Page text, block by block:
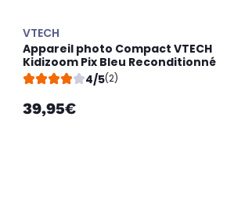
VTECH
Appareil photo Compact VTECH
Kidizoom Pix Bleu Reconditionné
4/5(2)
39,95€